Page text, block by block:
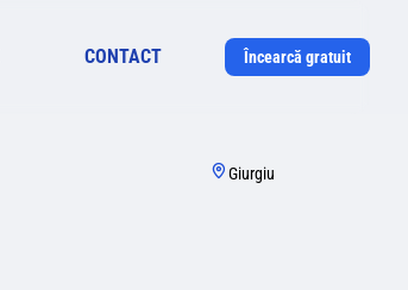
CONTACT Încearcă gratuit
Giurgiu